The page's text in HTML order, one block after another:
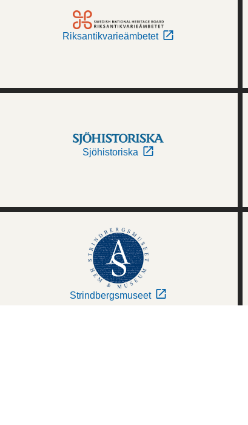
Riksantikvarieämbetet
Sjöhistoriska
Strindbergsmuseet